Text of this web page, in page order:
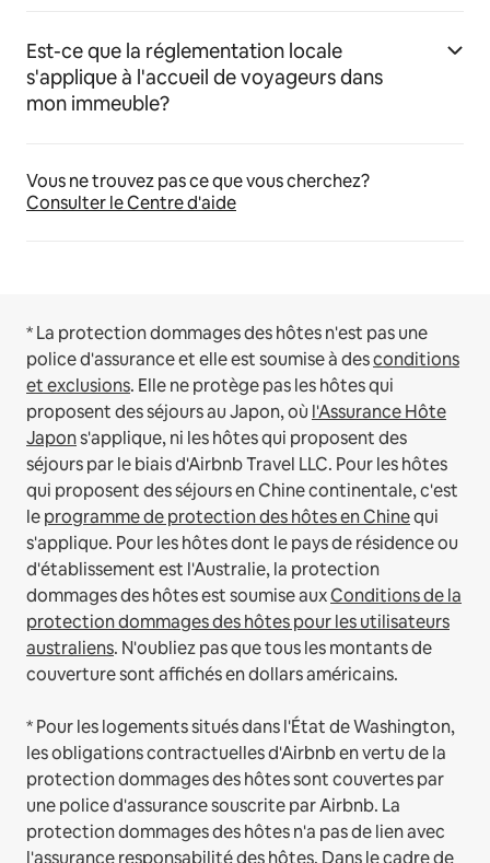
Est-ce que la réglementation locale
s'applique à l'accueil de voyageurs dans
mon immeuble?
Vous ne trouvez pas ce que vous cherchez?
Consulter le Centre d'aide
* La protection dommages des hôtes n'est pas une
police d'assurance et elle est soumise à desconditions
et exclusions. Elle ne protège pas les hôtes qui
proposent des séjours au Japon, où l'Assurance Hôte
Japons'applique, ni les hôtes qui proposent des
séjours par le biais d'Airbnb Travel LLC. Pour les hôtes
qui proposent des séjours en Chine continentale, c'est
leprogramme de protection des hôtes en Chinequi
s'applique. Pour les hôtes dont le pays de résidence ou
d'établissement est l'Australie, la protection
dommages des hôtes est soumise auxConditions de la
protection dommages des hôtes pour les utilisateurs
australiens. N'oubliez pas que tous les montants de
couverture sont affichés en dollars américains.
* Pour les logements situés dans l'État de Washington,
les obligations contractuelles d'Airbnb en vertu de la
protection dommages des hôtes sont couvertes par
une police d'assurance souscrite par Airbnb. La
protection dommages des hôtes n'a pas de lien avec
l'assurance responsabilité des hôtes. Dans le cadre de